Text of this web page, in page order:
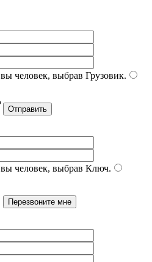
человек, выбрав Грузовик.
человек, выбрав Ключ.